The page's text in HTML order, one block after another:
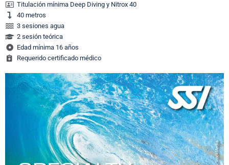
Titulación mínima Deep Diving y Nitrox 40
40 metros
3 sesiones agua
2 sesión teórica
Edad mínima 16 años
Requerido certificado médico